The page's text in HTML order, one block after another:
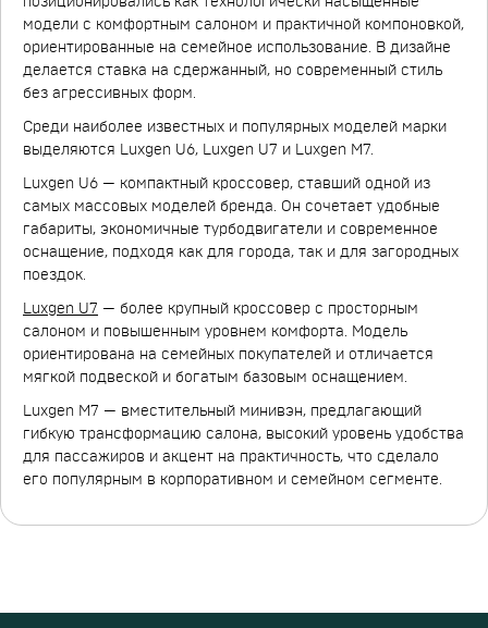
модели с комфортным салоном и практичной компоновкой,
ориентированные на семейное использование. В дизайне
делается ставка на сдержанный, но современный стиль
без агрессивных форм.
Среди наиболее известных и популярных моделей марки
выделяются Luxgen U6, Luxgen U7 и Luxgen M7.
Luxgen U6 — компактный кроссовер, ставший одной из
самых массовых моделей бренда. Он сочетает удобные
габариты, экономичные турбодвигатели и современное
оснащение, подходя как для города, так и для загородных
поездок.
Luxgen U7 — более крупный кроссовер с просторным
салоном и повышенным уровнем комфорта. Модель
ориентирована на семейных покупателей и отличается
мягкой подвеской и богатым базовым оснащением.
Luxgen M7 — вместительный минивэн, предлагающий
гибкую трансформацию салона, высокий уровень удобства
для пассажиров и акцент на практичность, что сделало
его популярным в корпоративном и семейном сегменте.